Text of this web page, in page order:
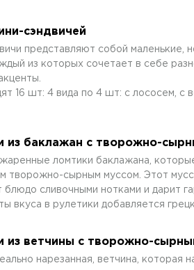
сэндвичей
представляют собой маленькие,
из которых сочетает в себе
16 шт: 4 вида по 4 шт: с лососем, с
из баклажан с творожно-
ломтики баклажана,
творожно-сырным муссом. Этот мусс,
блюдо сливочными нотками и дарит
вкуса в рулетики добавляется
из ветчины с творожно-
нарезанная, ветчина, которая